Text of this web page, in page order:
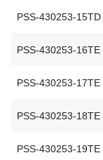
PSS-430253-15TD
PSS-430253-16TE
PSS-430253-17TE
PSS-430253-18TE
PSS-430253-19TE